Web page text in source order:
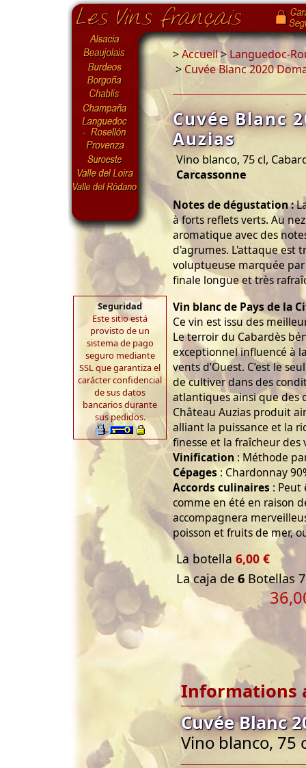
Seguridad
Este sitio está
provisto de un
sistema de pago
seguro mediante
SSL que garantiza el
carácter confidencial
de sus datos
bancarios durante
sus pedidos.
>Accueil>Languedoc-
> Cuvée Blanc 2020
Cuvée Blanc
Auzias
Vino blanco, 75 cl,
Carcassonne
Notes de dégustation :
à forts reflets verts. Au
aromatique avec des
d'agrumes. L'attaque est
voluptueuse marquée
finale longue et très
Vin blanc de Pays de la
Ce vin est issu des
Le terroir du Cabardès
exceptionnel influencé à
vents d’Ouest. C’est le
de cultiver dans des
atlantiques ainsi que des
Château Auzias produit
alliant la puissance et la
finesse et la fraîcheur des
Vinification : Méthode
Cépages: Chardonnay
Accords culinaires : Peut
comme en été en raison
accompagnera
poisson et fruits de mer,
La botella 6,00 €
La caja de 6 Botellas
Informations
Cuvée Blanc
Vino blanco, 75